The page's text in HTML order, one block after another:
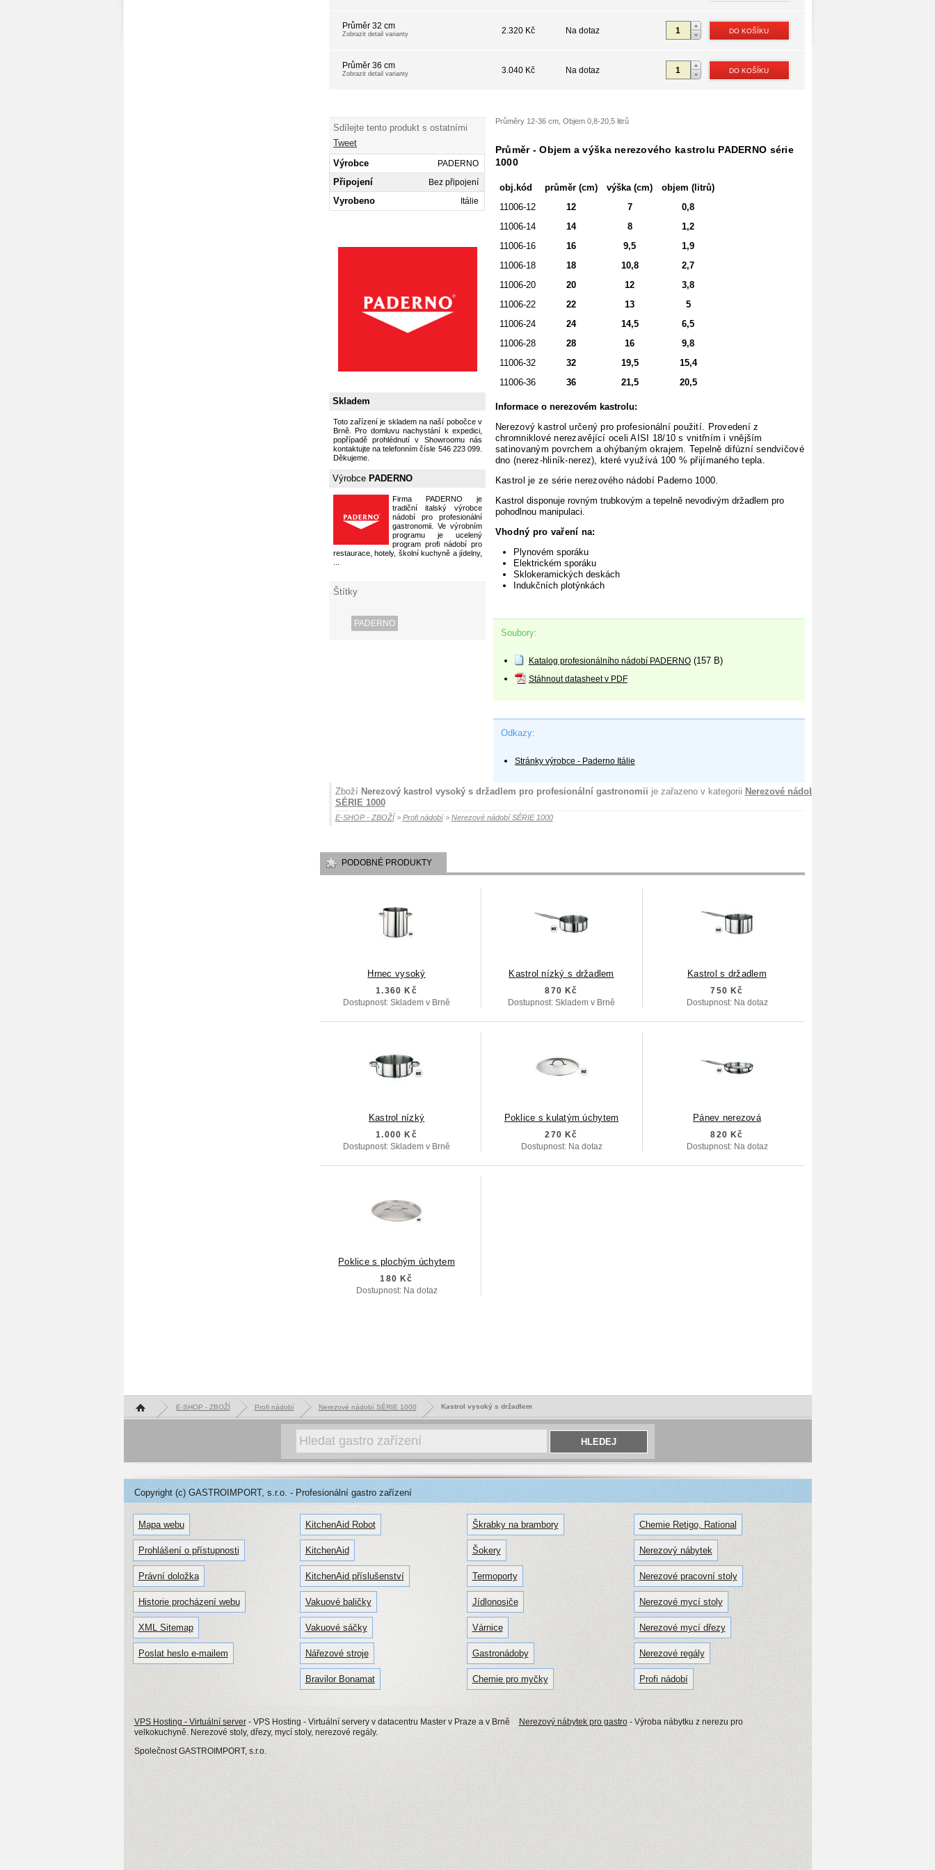
Průměr 32 cm
Zobrazit detail varianty 2.320 Kč Na dotaz
Průměr 36 cm
Zobrazit detail varianty 3.040 Kč Na dotaz
Sdílejte tento produkt s ostatními
Tweet
Výrobce
PADERNO
Připojení Bez připojení
Vyrobeno Itálie
Skladem
Toto zařízení je skladem na naší pobočce v
Brně. Pro domluvu nachystání k expedici,
popřípadě prohlédnutí v Showroomu nás
kontaktujte na telefonním čísle 546 223 099.
Děkujeme.
Výrobce PADERNO
Firma PADERNO je
tradiční italský výrobce
nádobí pro profesionální
gastronomii. Ve výrobním
programu je ucelený
program profi nádobí pro
restaurace, hotely, školní kuchyně a jídelny,
Štítky
PADERNO
Průměry 12-36 cm, Objem 0,8-20,5 litrů
Průměr - Objem a výška nerezového kastrolu PADERNO série
1000
obj.kód průměr (cm) výška (cm)
objem (litrů)
11006-12
12 7
0,8
11006-14
14 8
1,2
11006-16
16 9,5
1,9
11006-18
18 10,8
2,7
11006-20
20 12
3,8
11006-22
22 13
5
11006-24
24 14,5
6,5
11006-28
28 16
9,8
11006-32
32 19,5
15,4
11006-36
36 21,5 20,5
Informace o nerezovém kastrolu:
Nerezový kastrol určený pro profesionální použití. Provedení z
chromniklové nerezavějící oceli AISI 18/10 s vnitřním i vnějším
satinovaným povrchem a ohýbaným okrajem. Tepelně difúzní sendvičové
dno (nerez-hliník-nerez), které využívá 100 % přijímaného tepla.
Kastrol je ze série nerezového nádobí Paderno 1000.
Kastrol disponuje rovným trubkovým a tepelně nevodivým držadlem pro
pohodlnou manipulaci.
Vhodný pro vaření na:
Plynovém sporáku
Elektrickém sporáku
Sklokeramických deskách
Indukčních plotýnkách
Soubory:
Katalog profesionálního nádobí PADERNO(157 B)
Stáhnout datasheet v PDF
Odkazy:
Stránky výrobce - Paderno Itálie
Zboží Nerezový kastrol vysoký s držadlem pro profesionální gastronomii je zařazeno v kategorii Nerezové nádobí
SÉRIE 1000
E-SHOP - ZBOŽÍ> Profi nádobí> Nerezové nádobí SÉRIE 1000
PODOBNÉ PRODUKTY
Hrnec vysoký
1.360 Kč
Dostupnost: Skladem v Brně
Kastrol nízký s držadlem
870 Kč
Dostupnost: Skladem v Brně
Kastrol s držadlem
750 Kč
Dostupnost: Na dotaz
Kastrol nízký
1.000 Kč
Dostupnost: Skladem v Brně
Poklice s kulatým úchytem
270 Kč
Dostupnost: Na dotaz
Pánev nerezová
820 Kč
Dostupnost: Na dotaz
Poklice s plochým úchytem
180 Kč
Dostupnost: Na dotaz
Hlavní stránka E-SHOP - ZBOŽÍ Profi nádobí Nerezové nádobí SÉRIE 1000 Kastrol vysoký s držadlem
Copyright (c) GASTROIMPORT, s.r.o. - Profesionální gastro zařízení
Mapa webu
Prohlášení o přístupnosti
Právní doložka
Historie procházení webu
XML Sitemap
Poslat heslo e-mailem
KitchenAid Robot
KitchenAid
KitchenAid příslušenství
Vakuové baličky
Vakuové sáčky
Nářezové stroje
Bravilor Bonamat
Škrabky na brambory
Šokery
Termoporty
Jídlonosiče
Várnice
Gastronádoby
Chemie pro myčky
Chemie Retigo, Rational
Nerezový nábytek
Nerezové pracovní stoly
Nerezové mycí stoly
Nerezové mycí dřezy
Nerezové regály
Profi nádobí
VPS Hosting - Virtuální server - VPS Hosting - Virtuální servery v datacentru Master v Praze a v Brně Nerezový nábytek pro gastro - Výroba nábytku z nerezu pro
velkokuchyně. Nerezové stoly, dřezy, mycí stoly, nerezové regály.
Společnost GASTROIMPORT, s.r.o.